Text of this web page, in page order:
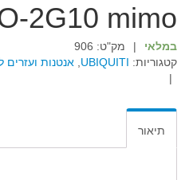
2G10 mimo
במלאי | מק"ט: 906
קטגוריות: UBIQUITI אנטנות ועזרים
|
תיאור